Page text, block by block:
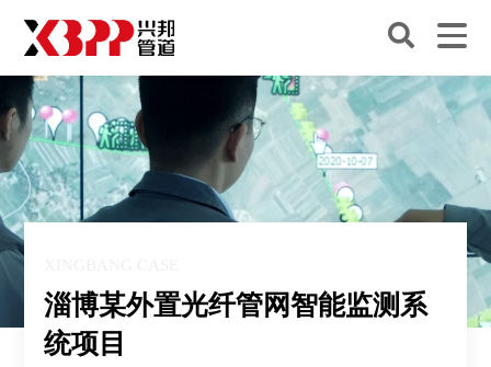
淄博某外置光纤管网智能监测系
统项目